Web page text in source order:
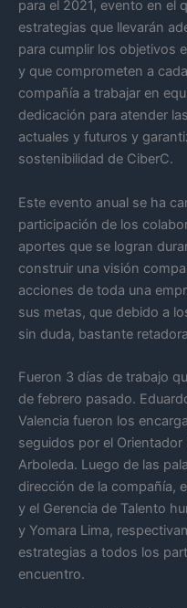
para el 2021, evento en el
estrategias que llevarán
para cumplir los objetivos
y que comprometen a
compañía a trabajar en
dedicación para atender
actuales y futuros y
sostenibilidad de CiberC.
Este evento anual se ha
participación de los
aportes que se logran
construir una visión
acciones de toda una
sus metas, que debido a
sin duda, bastante
Fueron 3 días de trabajo
de febrero pasado.
Valencia fueron los
seguidos por el
Arboleda. Luego de las
dirección de la compañía,
y el Gerencia de Talento
y Yomara Lima,
estrategias a todos los
encuentro.